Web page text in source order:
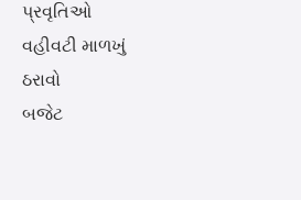
પ્રવૃતિઓ
વહીવટી માળખું
ઠરાવો
બજેટ